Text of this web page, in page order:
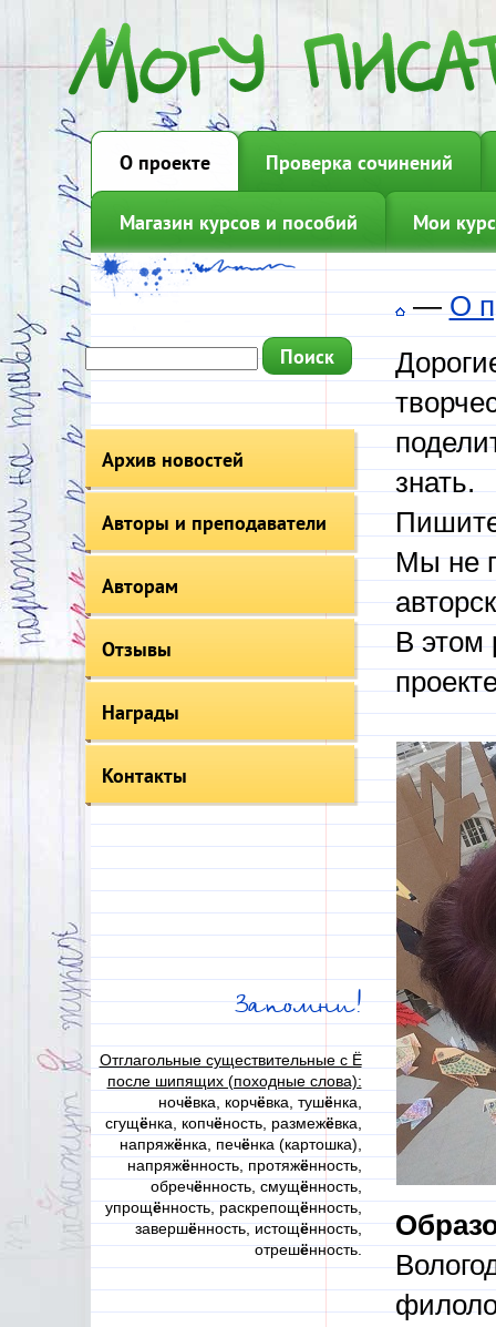
О проекте Проверка сочинений
Магазин курсов и пособий Мои
Архив новостей
Авторы и преподаватели
Авторам
Отзывы
Награды
Контакты
Запомни!
Отглагольные существительные с Ё
после шипящих (походные слова):
ночёвка, корчёвка, тушёнка,
сгущёнка, копчёность, размежёвка,
напряжёнка, печёнка (картошка),
напряжённость, протяжённость,
обречённость, смущённость,
упрощённость, раскрепощённость,
завершённость, истощённость,
отрешённость.
—О
знать.
Мы не
В этом